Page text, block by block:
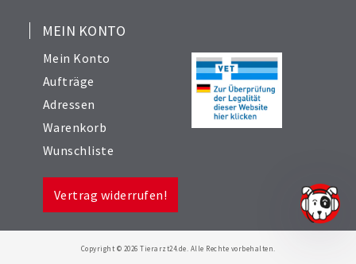
MEIN KONTO
Mein Konto
Aufträge
Adressen
Warenkorb
Wunschliste
Vertrag widerrufen!
Copyright © 2026 Tierarzt24.de. Alle Rechte vorbehalten.